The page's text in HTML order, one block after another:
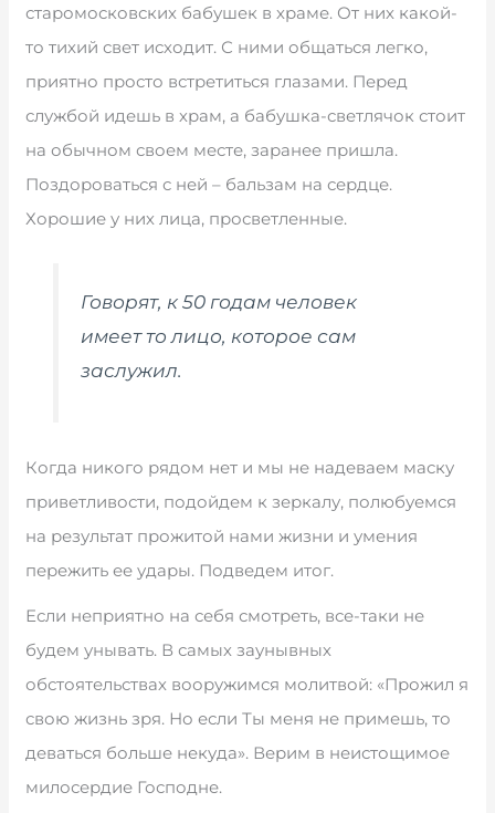
старомосковских бабушек в храме. От них какой-
то тихий свет исходит. С ними общаться легко,
приятно просто встретиться глазами. Перед
службой идешь в храм, а бабушка-светлячок стоит
на обычном своем месте, заранее пришла.
Поздороваться с ней – бальзам на сердце.
Хорошие у них лица, просветленные.
Говорят, к 50 годам человек
имеет то лицо, которое сам
заслужил.
Когда никого рядом нет и мы не надеваем маску
приветливости, подойдем к зеркалу, полюбуемся
на результат прожитой нами жизни и умения
пережить ее удары. Подведем итог.
Если неприятно на себя смотреть, все-таки не
будем унывать. В самых заунывных
обстоятельствах вооружимся молитвой: «Прожил я
свою жизнь зря. Но если Ты меня не примешь, то
деваться больше некуда». Верим в неистощимое
милосердие Господне.